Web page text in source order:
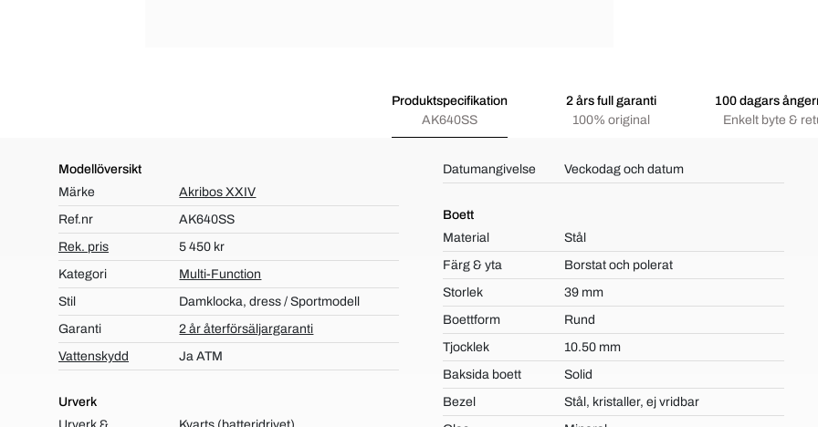
Produktspecifikation
AK640SS
2 års full garanti
100% original
100 dagars
Enkelt byte &
Modellöversikt
Märke
Akribos XXIV
Ref.nr
AK640SS
Rek. pris
5 450 kr
Kategori
Multi-Function
Stil
Damklocka, dress / Sportmodell
Garanti
2 år återförsäljargaranti
Vattenskydd
Ja ATM
Urverk
Datumangivelse Veckodag och datum
Boett
Material
Stål
Färg & yta
Borstat och polerat
Storlek
39 mm
Boettform
Rund
Tjocklek
10.50 mm
Baksida boett
Solid
Bezel
Stål, kristaller, ej vridbar